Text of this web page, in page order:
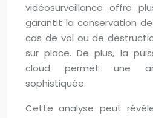
vidéosurveillance offre
garantit la conservation
cas de vol ou de
sur place. De plus, la
cloud permet une
sophistiquée.
Cette analyse peut